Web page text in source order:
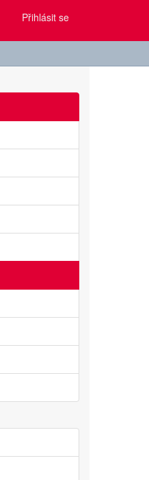
Přihlásit se